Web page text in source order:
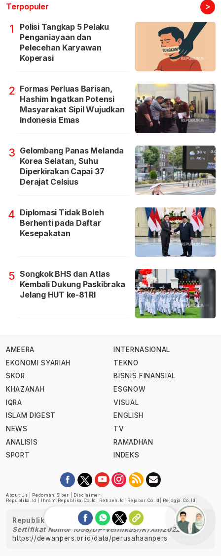
Terpopuler >
1
Polisi Tangkap 5 Pelaku
Penganiayaan dan
Pelecehan Karyawan
Koperasi
2 Formas Perluas Barisan,
Hashim Ingatkan Potensi
Masyarakat Sipil Wujudkan
Indonesia Emas
3 Gelombang Panas Melanda
Korea Selatan, Suhu
Diperkirakan Capai 37
Derajat Celsius
4 Diplomasi Tidak Boleh
Berhenti pada Daftar
Kesepakatan
5 Songkok BHS dan Atlas
Kembali Dukung Paskibraka
Jelang HUT ke-81 RI
AMEERA
EKONOMI SYARIAH
SKOR
KHAZANAH
IQRA
ISLAM DIGEST
NEWS
ANALISIS
SPORT
INTERNASIONAL
TEKNO
BISNIS FINANSIAL
ESGNOW
VISUAL
ENGLISH
TV
RAMADHAN
INDEKS
About Us Pedoman Siber
Disclaimer
Republika.id
Ihram.republika.co.id Retizen.id Rejabar.co.id Rejogja.co.id
Republika telah diverifikasi oleh Dewan Pers
Sertifikat Nomor 1058/DP-Verifikasi/K/XII/2022
https://dewanpers.or.id/data/perusahaanpers